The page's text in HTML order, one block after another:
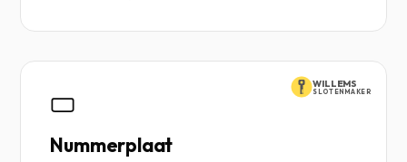
WILLEMS
SLOTENMAKER
Nummerplaat